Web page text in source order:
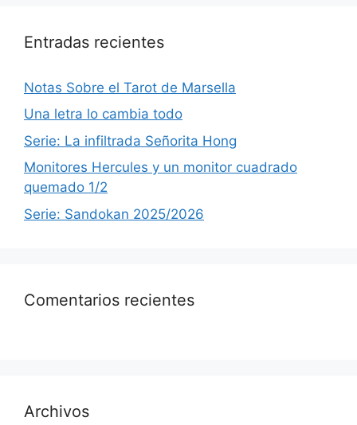
Entradas recientes
Notas Sobre el Tarot de Marsella
Una letra lo cambia todo
Serie: La infiltrada Señorita Hong
Monitores Hercules y un monitor cuadrado
quemado 1/2
Serie: Sandokan 2025/2026
Comentarios recientes
Archivos